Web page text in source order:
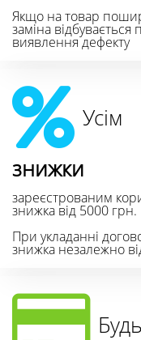
Якщо на товар
заміна
виявлення дефекту
Усім
знижки
зареєстрованим
знижка від 5000 грн.
При укладанні
знижка незалежно